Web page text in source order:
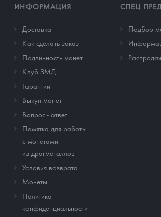
ИНФОРМАЦИЯ
Доставка
Как сделать заказ
Подлинность монет
Клуб ЗМД
Гарантии
Выкуп монет
Вопрос - ответ
Памятка для работы
с монетами
из драгметаллов
Условия возврата
Монеты
Политика
конфиденциальности
СПЕЦ
Подбор